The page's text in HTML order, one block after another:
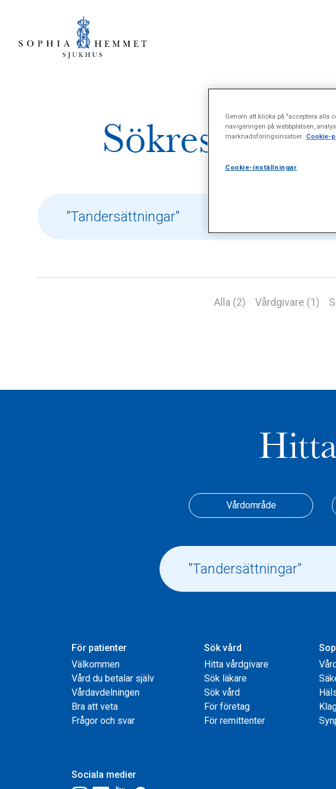
Sökresultat
Alla (2) Vårdgivare (1)
Vårdområde
För patienter
Välkommen
Vård du betalar själv
Vårdavdelningen
Bra att veta
Frågor och svar
Sök vård
Hitta vårdgivare
Sök läkare
Sök vård
För företag
För remittenter
Sociala medier
Genom att klicka på "acceptera alla
navigeringen på webbplatsen,
marknadsföringsinsatser. Cookie-
Cookie-inställningar